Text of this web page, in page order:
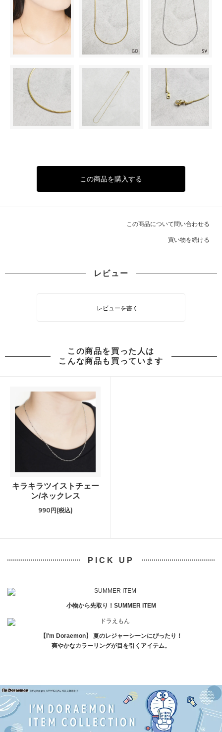
この商品を購入する
この商品について問い合わせる
買い物を続ける
レビュー
レビューを書く
この商品を買った人は
こんな商品も買っています
キラキラツイストチェー
ン/ネックレス
990円(税込)
PICK UP
小物から先取り！SUMMER ITEM
【I'm Doraemon】 夏のレジャーシーンにぴったり！
爽やかなカラーリングが目を引くアイテム。